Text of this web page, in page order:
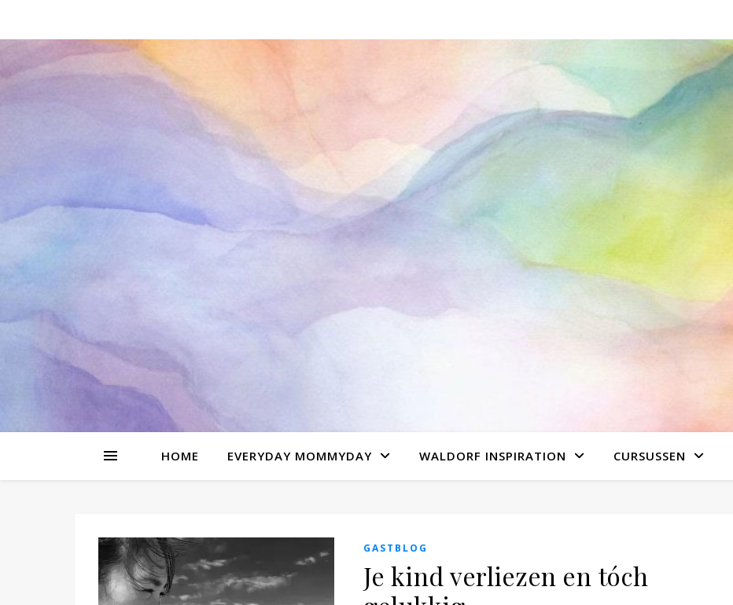
HOME EVERYDAY MOMMYDAY WALDORF INSPIRATION CURSUSSEN
GASTBLOG
Je kind verliezen en tóch